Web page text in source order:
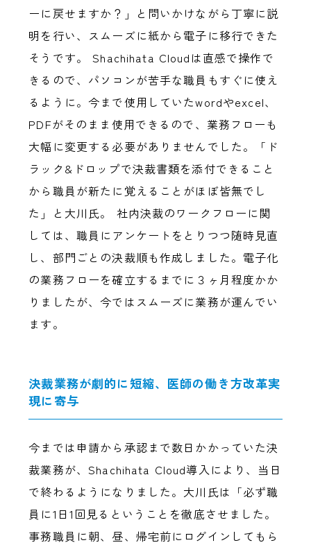
ーに戻せますか？」と問いかけながら丁寧に説
明を行い、スムーズに紙から電子に移行できた
そうです。 Shachihata Cloudは直感で操作で
きるので、パソコンが苦手な職員もすぐに使え
るように。今まで使用していたwordやexcel、
PDFがそのまま使用できるので、業務フローも
大幅に変更する必要がありませんでした。「ド
ラック&ドロップで決裁書類を添付できること
から職員が新たに覚えることがほぼ皆無でし
た」と大川氏。 社内決裁のワークフローに関
しては、職員にアンケートをとりつつ随時見直
し、部門ごとの決裁順も作成しました。電子化
の業務フローを確立するまでに３ヶ月程度かか
りましたが、今ではスムーズに業務が運んでい
ます。
決裁業務が劇的に短縮、医師の働き方改革実
現に寄与
今までは申請から承認まで数日かかっていた決
裁業務が、Shachihata Cloud導入により、当日
で終わるようになりました。大川氏は「必ず職
員に1日1回見るということを徹底させました。
事務職員に朝、昼、帰宅前にログインしてもら